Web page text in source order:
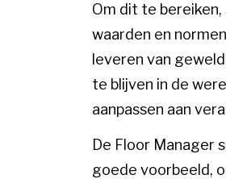
Om dit te
waarden en
leveren van
te blijven in de
aanpassen aan
De Floor Manager
goede voorbeeld,